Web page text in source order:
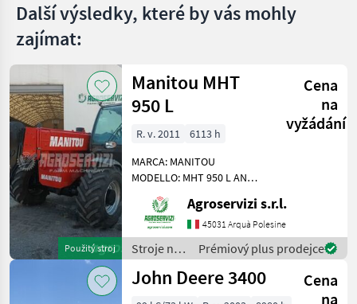
Rhinoceros
Zobrazit
všech
38
MARKETPLACE
Marketplace
Nabídky
prodejců
Inzeráty
Další výsledky, které by vás mohly
zajímat:
Použitý stroj
Manitou MHT
950 L
Cena
na
vyžádání
R. v. 2011
6113 h
MARCA: MANITOU
MODELLO: MHT 950 L ANNO:
E SGANCIO RAPIDO
PORTATA MAX: 50 QLI
ALTEZZA MAX DI
SOLLEVAMENTO: 9 MT
MOTORE: PERKINS 145 CV
ORE DI
Agroservizi s.r.l.
45031 Arquà Polesine
Stroje na
stavbu /
Manitou
Prémiový plus prodejce
John Deere 3400
Cena
na